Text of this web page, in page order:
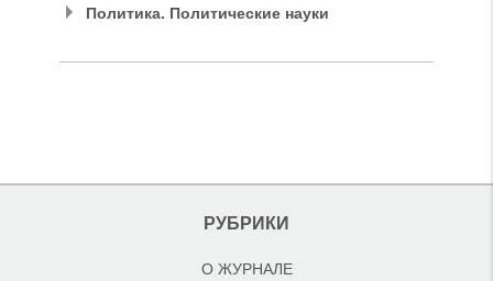
Политика. Политические науки
РУБРИКИ
О ЖУРНАЛЕ